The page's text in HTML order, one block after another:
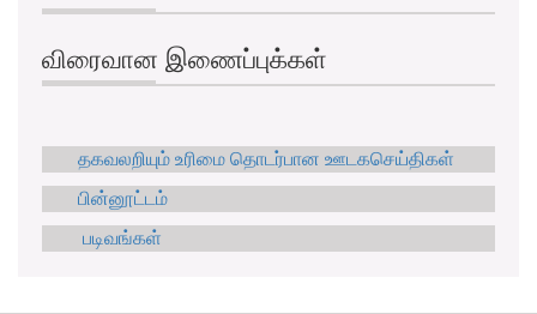
விரைவான இணைப்புக்கள்
தகவலறியும் உரிமை தொடர்பான ஊடகசெய்திகள்
பின்னூட்டம்
படிவங்கள்